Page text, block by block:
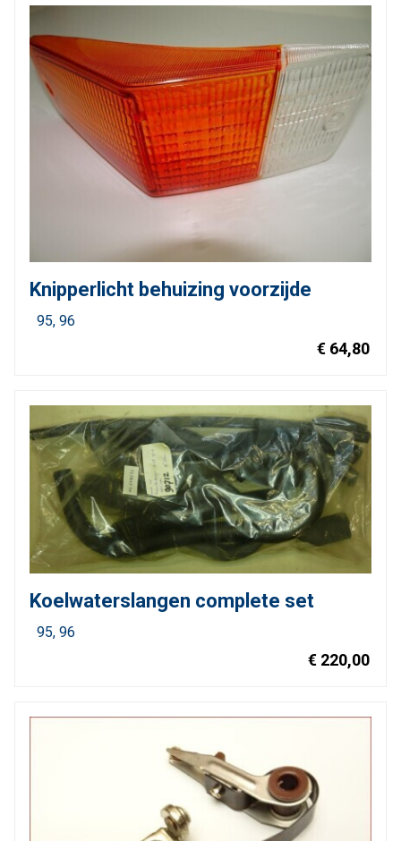
Knipperlicht behuizing voorzijde
95 96
€ 64,80
Koelwaterslangen complete set
95 96
€ 220,00